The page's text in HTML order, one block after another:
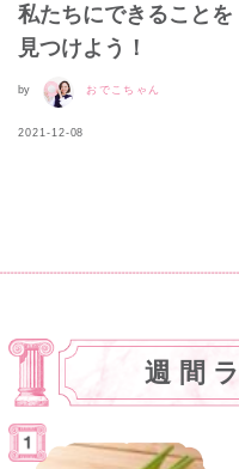
私たちにできることを
見つけよう！
by おでこちゃん
2021-12-08
週間